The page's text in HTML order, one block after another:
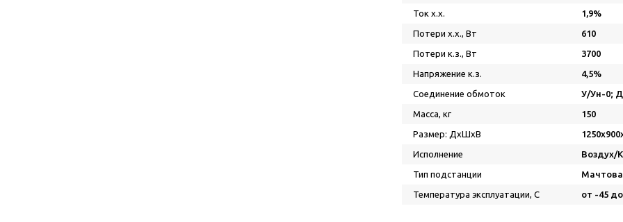
Ток х.х. 1,9%
Потери х.х., Вт 610
Потери к.з., Вт 3700
Напряжение к.з. 4,5%
Соединение обмоток У/Ун-0;
Масса, кг 150
Размер: ДхШхВ
Исполнение Воздух/
Тип подстанции
Температура эксплуатации, С от -45